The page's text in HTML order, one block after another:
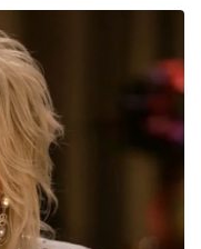
പാശ്ചാത്യ
S 400 വാങ്ങാൻ
2020 -ഓടെ ഈ
എന്നാൽ